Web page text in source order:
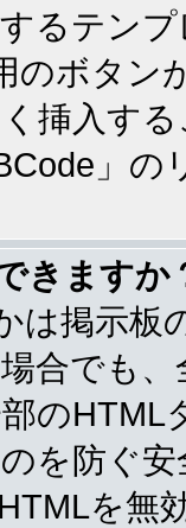
るテン
のボタン
挿入す
」
きますか
は掲示板
合でも
の
を防ぐ
を無